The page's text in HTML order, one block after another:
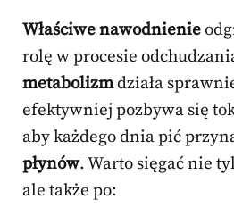
Właściwe nawodnienie
rolę w procesie
metabolizmdziała
efektywniej pozbywa się
aby każdego dnia pić
płynów. Warto sięgać nie
ale także po: